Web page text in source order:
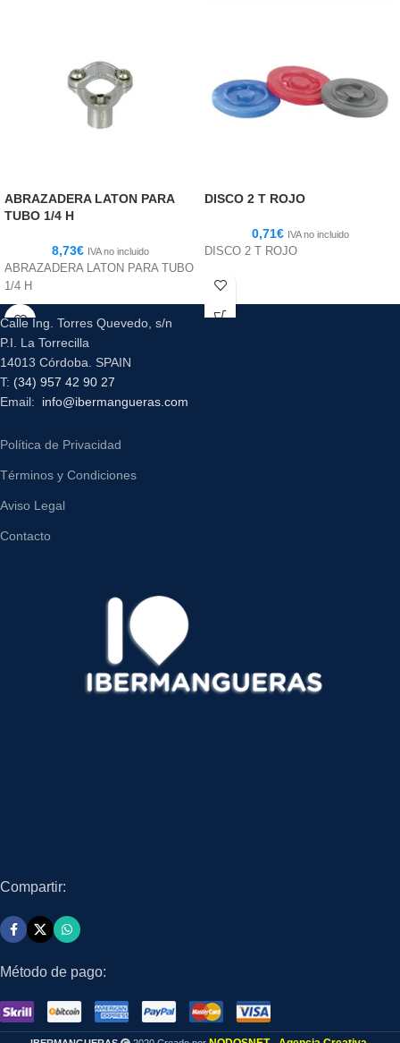
ABRAZADERA LATON PARA
TUBO 1/4 H
8,73€ IVA no incluido
ABRAZADERA LATON PARA TUBO
1/4 H
DISCO 2 T ROJO
0,71€ IVA no incluido
DISCO 2 T ROJO
Calle Ing. Torres Quevedo, s/n
P.I. La Torrecilla
14013 Córdoba. SPAIN
T: (34) 957 42 90 27
Email: info@ibermangueras.com
Política de Privacidad
Términos y Condiciones
Aviso Legal
Contacto
Compartir:
Método de pago: